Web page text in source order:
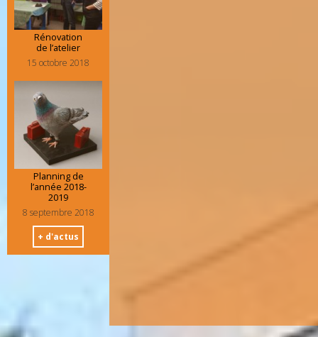
Rénovation
de l’atelier
15 octobre 2018
Planning de
l’année 2018-
2019
8 septembre 2018
+ d'actus